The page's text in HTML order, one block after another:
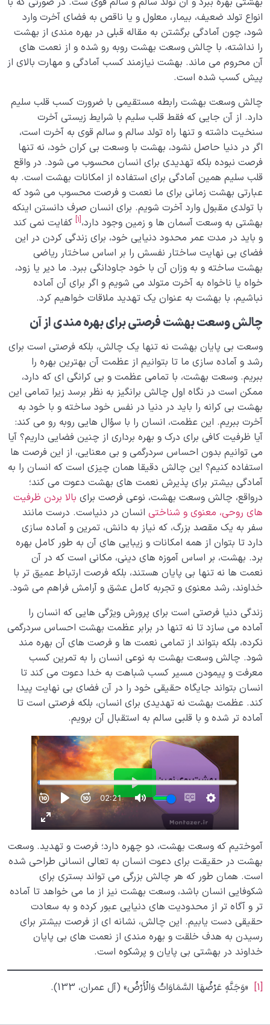
انواع تولد ضعیف، بیمار، معلول و یا ناقص به فضای آخرت وارد
شود، چون آمادگی برگشتن به مقاله قبلی در بهره مندی از بهشت
را نداشته، با چالش وسعت بهشت روبه رو شده و از نعمت های
آن محروم می ماند. بهشت نیازمند کسب آمادگی و مهارت بالای از
پیش کسب شده است.
چالش وسعت بهشت رابطه مستقیمی با ضرورت کسب قلب سلیم
دارد. از آن جایی که فقط قلب سلیم با شرایط زیستی آخرت
سنخیت داشته و تنها راه تولد سالم و سالم قوی به آخرت است،
اگر در دنیا حاصل نشود، بهشت با وسعت بی کران خود، نه تنها
فرصت نبوده بلکه تهدیدی برای انسان محسوب می شود. در واقع
قلب سلیم همین آمادگی برای استفاده از امکانات بهشت است. به
عبارتی بهشت زمانی برای ما نعمت و فرصت محسوب می شود که
با تولدی مقبول وارد آخرت شویم. برای انسان صرف دانستن اینکه
بهشتی به وسعت آسمان ها و زمین وجود دارد،[1]
کفایت نمی کند
و باید در مدت عمر محدود دنیایی خود، برای زندگی کردن در این
فضای بی نهایت ساختار نفسش را بر اساس ساختار ریاضی
بهشت ساخته و به وزان آن با خود جاودانگی ببرد. ما دیر یا زود،
خواه یا ناخواه به آخرت متولد می شویم و اگر برای آن آماده
نباشیم، با بهشت به عنوان یک تهدید ملاقات خواهیم کرد.
چالش وسعت بهشت فرصتی برای بهره مندی از آن
وسعت بی پایان بهشت نه تنها یک چالش، بلکه فرصتی است برای
رشد و آماده سازی ما تا بتوانیم از عظمت آن بهترین بهره را
ببریم. وسعت بهشت، با تمامی عظمت و بی کرانگی ای که دارد،
ممکن است در نگاه اول چالش برانگیز به نظر برسد زیرا تمامی این
بهشت بی کرانه را باید در دنیا در نفس خود ساخته و با خود به
آخرت ببریم. این عظمت، انسان را با سؤال هایی روبه رو می کند:
آیا ظرفیت کافی برای درک و بهره برداری از چنین فضایی داریم؟ آیا
می توانیم بدون احساس سردرگمی و بی معنایی، از این فرصت ها
استفاده کنیم؟ این چالش دقیقا همان چیزی است که انسان را به
آمادگی بیشتر برای پذیرش نعمت های بهشت دعوت می کند؛
درواقع، چالش وسعت بهشت، نوعی فرصت برای بالا بردن ظرفیت
های روحی، معنوی و شناختی انسان در دنیاست. درست مانند
سفر به یک مقصد بزرگ، که نیاز به دانش، تمرین و آماده سازی
دارد تا بتوان از همه امکانات و زیبایی های آن به طور کامل بهره
برد. بهشت، بر اساس آموزه های دینی، مکانی است که در آن
نعمت ها نه تنها بی پایان هستند، بلکه فرصت ارتباط عمیق تر با
خداوند، رشد معنوی و تجربه کامل عشق و آرامش فراهم می شود.
زندگی دنیا فرصتی است برای پرورش ویژگی هایی که انسان را
آماده می سازد تا نه تنها در برابر عظمت بهشت احساس سردرگمی
نکرده، بلکه بتواند از تمامی نعمت ها و فرصت های آن بهره مند
شود. چالش وسعت بهشت به نوعی انسان را به تمرین کسب
معرفت و پیمودن مسیر کسب شباهت به خدا دعوت می کند تا
انسان بتواند جایگاه حقیقی خود را در آن فضای بی نهایت پیدا
کند. عظمت بهشت نه تهدیدی برای انسان، بلکه فرصتی است تا
آماده تر شده و با قلبی سالم به استقبال آن برویم.
آموختیم که وسعت بهشت، دو چهره دارد؛ فرصت و تهدید. وسعت
بهشت در حقیقت برای دعوت انسان به تعالی انسانی طراحی شده
است. همان طور که هر چالش بزرگی می تواند بستری برای
شکوفایی انسان باشد، وسعت بهشت نیز از ما می خواهد تا آماده
تر و آگاه تر از محدودیت های دنیایی عبور کرده و به سعادت
حقیقی دست یابیم. این چالش، نشانه ای از فرصت بیشتر برای
رسیدن به هدف خلقت و بهره مندی از نعمت های بی پایان
خداوند در بهشتی بی پایان و پرشکوه است.
[1] «وَجَنَّهٍ عَرْضُهَا السَّمَاوَاتُ وَالْأَرْضُ» (آل عمران، 133).